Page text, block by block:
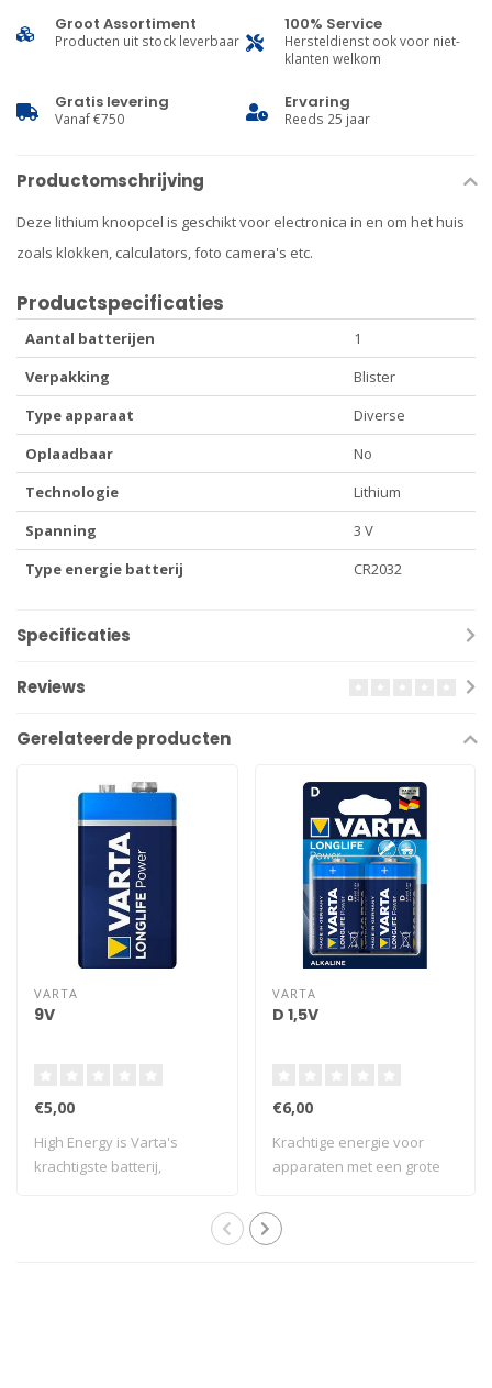
Groot Assortiment
Producten uit stock leverbaar
100% Service
Hersteldienst ook voor niet-
klanten welkom
Gratis levering
Vanaf €750
Ervaring
Reeds 25 jaar
Productomschrijving
Deze lithium knoopcel is geschikt voor electronica in en om het huis
zoals klokken, calculators, foto camera's etc.
Productspecificaties
Aantal batterijen
1
Verpakking
Blister
Type apparaat
Diverse
Oplaadbaar
No
Technologie
Lithium
Spanning
3 V
Type energie batterij
CR2032
Specificaties
Reviews
Gerelateerde producten
VARTA
9V
€5,00
High Energy is Varta's
krachtigste batterij,
VARTA
D 1,5V
€6,00
Krachtige energie voor
apparaten met een grote